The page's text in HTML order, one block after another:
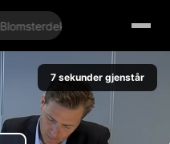
Blomsterdekoratør
7 sekunder gjenstår